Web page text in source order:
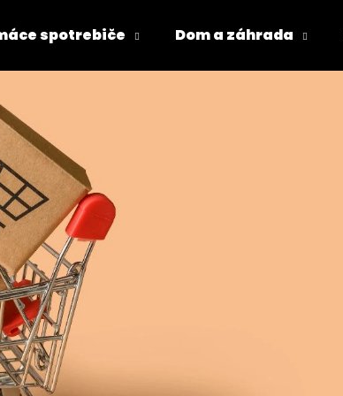
spotrebiče Dom a záhrada
Odporúčame